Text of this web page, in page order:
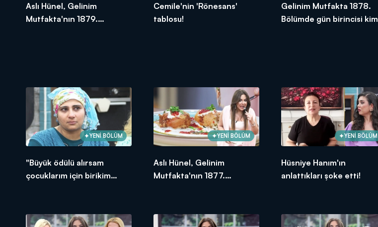
Aslı Hünel, Gelinim
Mutfakta'nın 1879.
Cemile'nin 'Rönesans'
tablosu!
Gelinim Mutfakta 1878.
Bölümde gün birincisi kim
YENİ BÖLÜM
"Büyük ödülü alırsam
çocuklarım için birikim
YENİ BÖLÜM
Aslı Hünel, Gelinim
Mutfakta'nın 1877.
YENİ BÖLÜM
Hüsniye Hanım'ın
anlattıkları şoke etti!